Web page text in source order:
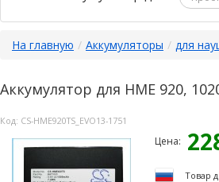
На главную / Аккумуляторы / для
Аккумулятор для HME 920,
Код: CS-HME920TS_EVO13-1751
Цена:
Товар